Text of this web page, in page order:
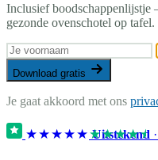
Inclusief boodschappenlijstje
gezonde ovenschotel op tafel.
Download gratis
Je gaat akkoord met ons
★★★★★★★★★★
Uitstekend ·